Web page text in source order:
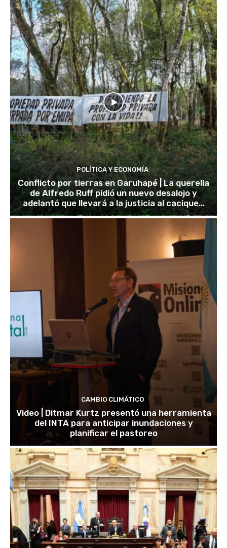
POLÍTICA Y ECONOMÍA
Conflicto por tierras en Garuhapé | La querella
de Alfredo Ruff pidió un nuevo desalojo y
adelantó que llevará a la justicia al cacique...
CAMBIO CLIMÁTICO
Video | Ditmar Kurtz presentó una herramienta
del INTA para anticipar inundaciones y
planificar el pastoreo